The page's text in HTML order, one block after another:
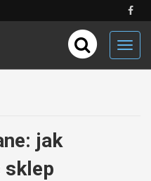
jak
sklep